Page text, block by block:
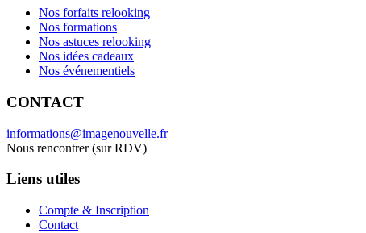
Nos forfaits relooking
Nos formations
Nos astuces relooking
Nos idées cadeaux
Nos événementiels
CONTACT
informations@imagenouvelle.fr
Nous rencontrer (sur RDV)
Liens utiles
Compte & Inscription
Contact